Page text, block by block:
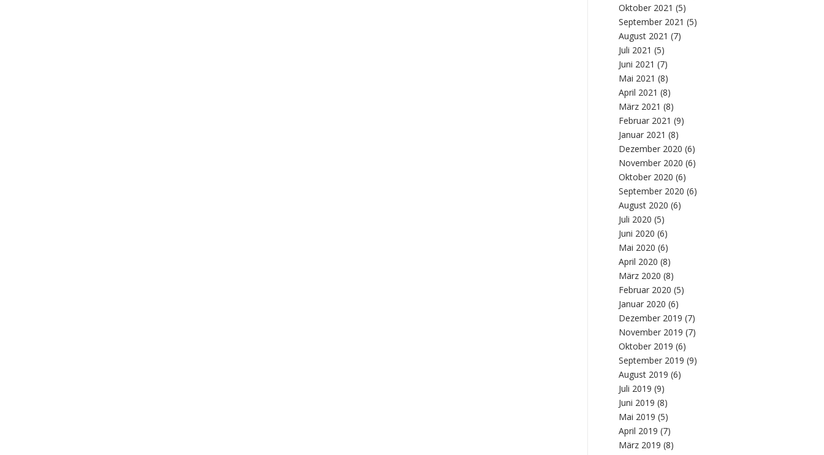
Oktober 2021 (5)
September 2021 (5)
August 2021 (7)
Juli 2021 (5)
Juni 2021 (7)
Mai 2021 (8)
April 2021 (8)
März 2021 (8)
Februar 2021 (9)
Januar 2021 (8)
Dezember 2020 (6)
November 2020 (6)
Oktober 2020 (6)
September 2020 (6)
August 2020 (6)
Juli 2020 (5)
Juni 2020 (6)
Mai 2020 (6)
April 2020 (8)
März 2020 (8)
Februar 2020 (5)
Januar 2020 (6)
Dezember 2019 (7)
November 2019 (7)
Oktober 2019 (6)
September 2019 (9)
August 2019 (6)
Juli 2019 (9)
Juni 2019 (8)
Mai 2019 (5)
April 2019 (7)
März 2019 (8)